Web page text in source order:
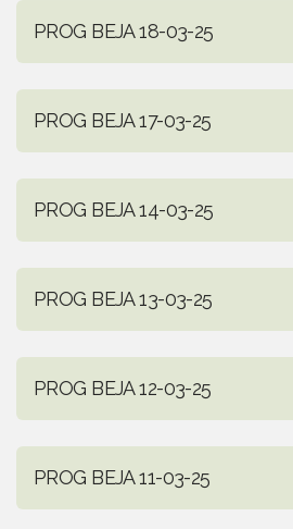
PROG BEJA 18-03-25
PROG BEJA 17-03-25
PROG BEJA 14-03-25
PROG BEJA 13-03-25
PROG BEJA 12-03-25
PROG BEJA 11-03-25